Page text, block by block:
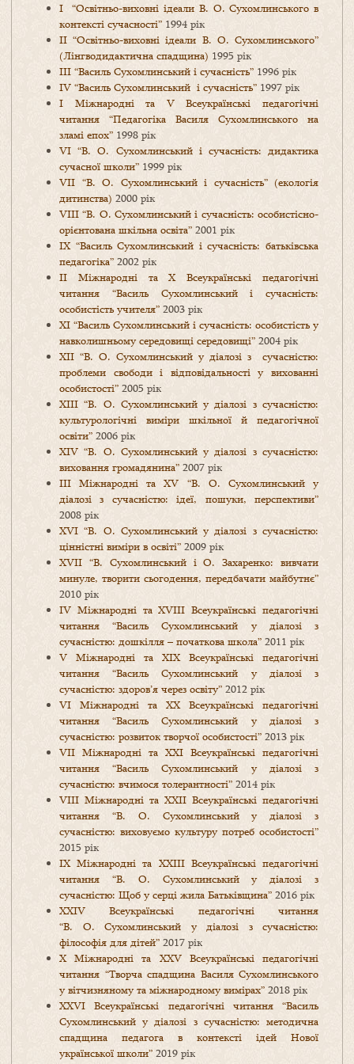
І “Освітньо-виховні ідеали В. О. Сухомлинського в
контексті сучасності” 1994 рік
ІІ “Освітньо-виховні ідеали В. О. Сухомлинського”
(Лінгводидактична спадщина) 1995 рік
ІІІ “Василь Сухомлинський і сучасність” 1996 рік
ІV “Василь Сухомлинський і сучасність” 1997 рік
I Міжнародні та V Всеукраїнські педагогічні
читання “Педагогіка Василя Сухомлинського на
зламі епох” 1998 рік
VІ “В. О. Сухомлинський і сучасність: дидактика
сучасної школи” 1999 рік
VІІ “В. О. Сухомлинський і сучасність” (екологія
дитинства) 2000 рік
VІІІ “В. О. Сухомлинський і сучасність: особистісно-
орієнтована шкільна освіта” 2001 рік
ІХ “Василь Сухомлинський і сучасність: батьківська
педагогіка” 2002 рік
II Міжнародні та Х Всеукраїнські педагогічні
читання “Василь Сухомлинський і сучасність:
особистість учителя” 2003 рік
ХІ “Василь Сухомлинський і сучасність: особистість у
навколишньому середовищі середовищі” 2004 рік
XII “В. О. Сухомлинський у діалозі з сучасністю:
проблеми свободи і відповідальності у вихованні
особистості” 2005 рік
XIII “В. О. Сухомлинський у діалозі з сучасністю:
культурологічні виміри шкільної й педагогічної
освіти” 2006 рік
XIV “В. О. Сухомлинський у діалозі з сучасністю:
виховання громадянина” 2007 рік
III Міжнародні та XV “В. О. Сухомлинський у
діалозі з сучасністю: ідеї, пошуки, перспективи”
2008 рік
XVІ “В. О. Сухомлинський у діалозі з сучасністю:
цінністні виміри в освіті” 2009 рік
XVІІ “В. Сухомлинський і О. Захаренко: вивчати
минуле, творити сьогодення, передбачати майбутнє”
2010 рік
ІV Міжнародні та ХVIII Всеукраїнські педагогічні
читання “Василь Сухомлинський у діалозі з
сучасністю: дошкілля – початкова школа” 2011 рік
V Міжнародні та XIX Всеукраїнські педагогічні
читання “Василь Сухомлинський у діалозі з
сучасністю: здоров’я через освіту” 2012 рік
VI Міжнародні та ХХ Всеукраїнські педагогічні
читання “Василь Сухомлинський у діалозі з
сучасністю: розвиток творчої особистості” 2013 рік
VIІ Міжнародні та ХХІ Всеукраїнські педагогічні
читання “Василь Сухомлинський у діалозі з
сучасністю: вчимося толерантності” 2014 рік
VIII Міжнародні та XXII Всеукраїнські педагогічні
читання “В. О. Сухомлинський у діалозі з
сучасністю: виховуємо культуру потреб особистості”
2015 рік
IX Міжнародні та XXIII Всеукраїнські педагогічні
читання “В. О. Сухомлинський у діалозі з
сучасністю: Щоб у серці жила Батьківщина” 2016 рік
XXIV Всеукраїнські педагогічні читання
“В. О. Сухомлинський у діалозі з сучасністю:
філософія для дітей” 2017 рік
X Міжнародні та XXV Всеукраїнські педагогічні
читання “Творча спадщина Василя Сухомлинського
у вітчизняному та міжнародному вимірах” 2018 рік
XXVI Всеукраїнські педагогічні читання “Василь
Сухомлинський у діалозі з сучасністю: методична
спадщина педагога в контексті ідей Нової
української школи” 2019 рік